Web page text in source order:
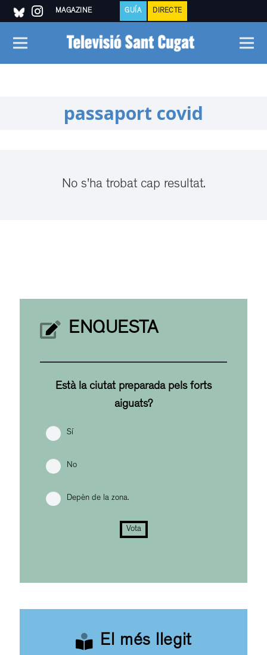
MAGAZINE GUÍA DIRECTE
passaport covid
No s'ha trobat cap resultat.
ENQUESTA
Està la ciutat preparada pels forts
aiguats?
Sí
No
Depèn de la zona.
Vota
El més llegit